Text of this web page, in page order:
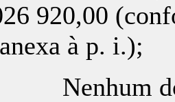
920,00
à p. i.);
dos